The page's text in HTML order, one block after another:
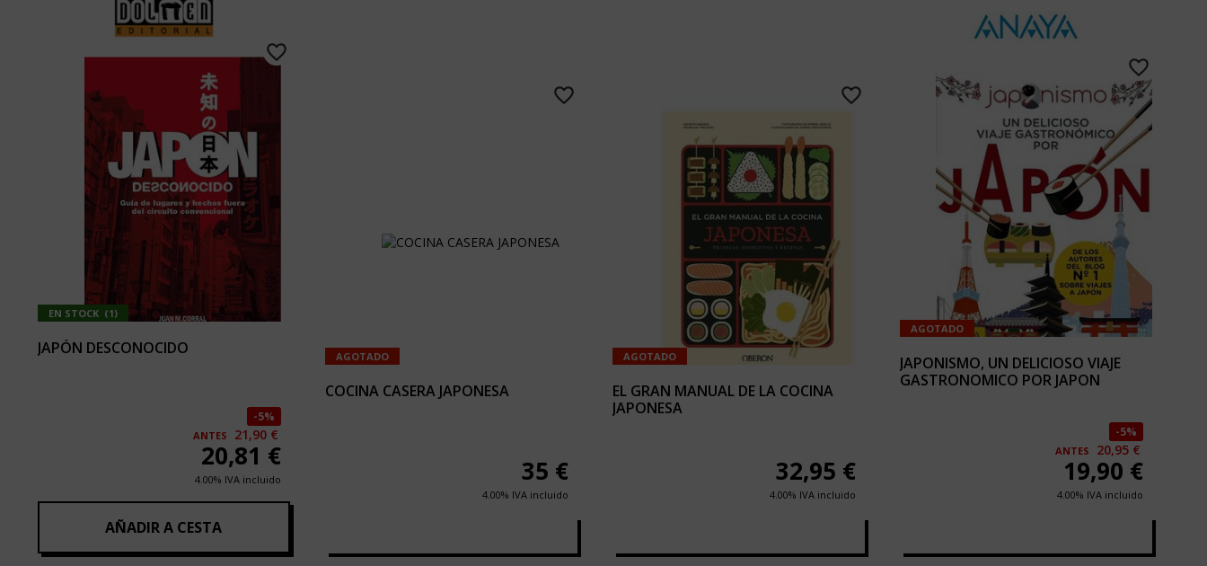
EN STOCK (1)
JAPÓN DESCONOCIDO
5%
ANTES 21,90 €
20,81 €
4.00% IVA incluido
AÑADIR A CESTA
AGOTADO
COCINA CASERA JAPONESA
35 €
4.00% IVA incluido
AGOTADO
EL GRAN MANUAL DE LA COCINA
JAPONESA
32,95 €
4.00% IVA incluido
AGOTADO
JAPONISMO, UN DELICIOSO VIAJE
GASTRONOMICO POR JAPON
5%
ANTES 20,95 €
19,90 €
4.00% IVA incluido